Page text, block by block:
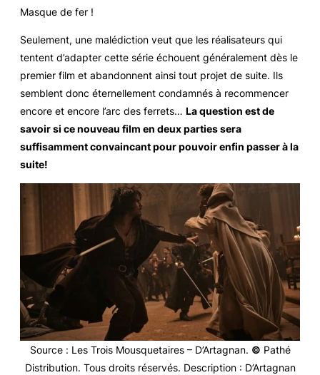
Masque de fer !
Seulement, une malédiction veut que les réalisateurs qui
tentent d’adapter cette série échouent généralement dès le
premier film et abandonnent ainsi tout projet de suite. Ils
semblent donc éternellement condamnés à recommencer
encore et encore l’arc des ferrets… La question est de
savoir si ce nouveau film en deux parties sera
suffisamment convaincant pour pouvoir enfin passer à la
suite!
Source: Les Trois Mousquetaires – D’Artagnan. © Pathé
Distribution. Tous droits réservés. Description: D’Artagnan